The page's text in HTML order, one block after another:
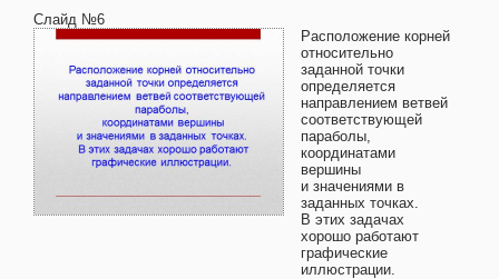
Слайд №6
Расположение корней
относительно
заданной точки
определяется
направлением ветвей
соответствующей
параболы,
координатами
вершины
и значениями в
заданных точках.
В этих задачах
хорошо работают
графические
иллюстрации.